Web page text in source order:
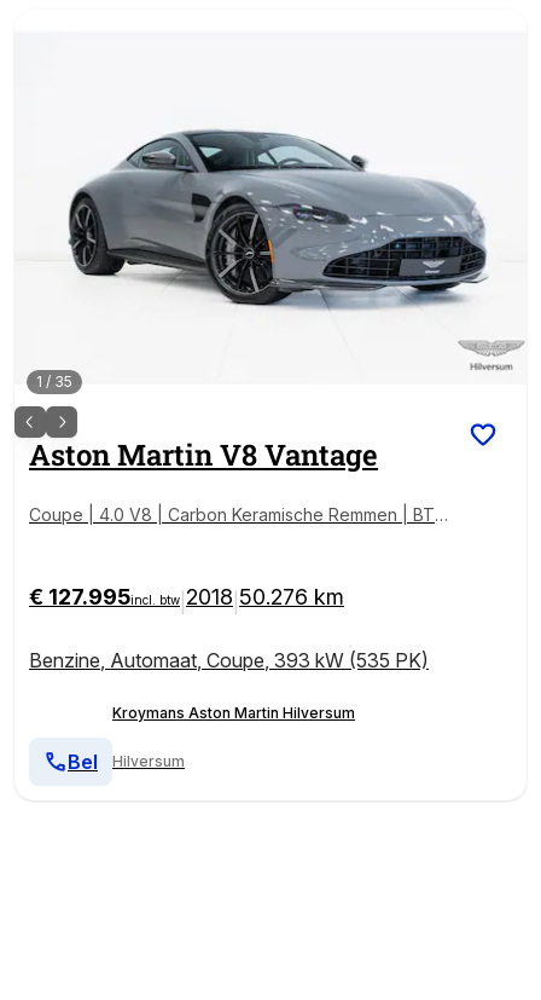
1 / 35
Aston MartinV8 Vantage
Coupe | 4.0 V8 | Carbon Keramische Remmen | BTW
€ 127.995incl. btw 2018 50.276 km
Benzine, Automaat, Coupe, 393 kW (535 PK)
Kroymans Aston Martin Hilversum
Hilversum
Bel